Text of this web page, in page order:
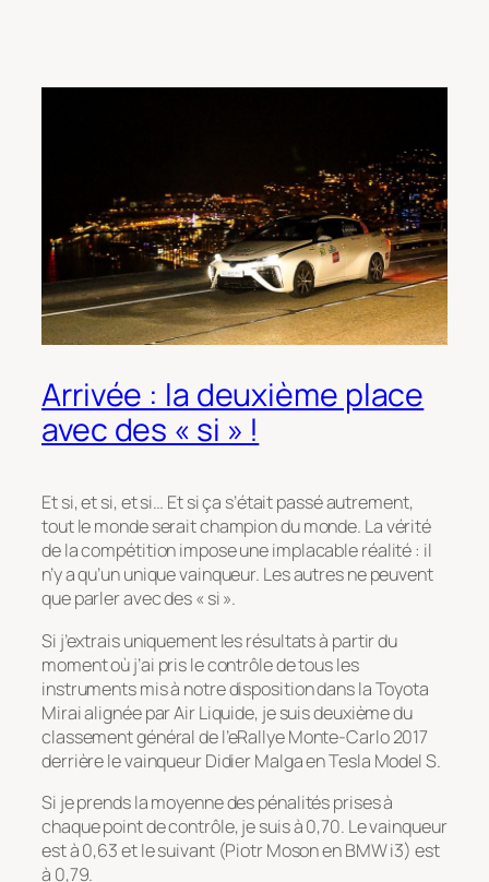
Arrivée : la deuxième place
avec des « si » !
Et si, et si, et si… Et si ça s’était passé autrement,
tout le monde serait champion du monde. La vérité
de la compétition impose une implacable réalité : il
n’y a qu’un unique vainqueur. Les autres ne peuvent
que parler avec des « si ».
Si j’extrais uniquement les résultats à partir du
moment où j’ai pris le contrôle de tous les
instruments mis à notre disposition dans la Toyota
Mirai alignée par Air Liquide, je suis deuxième du
classement général de l’eRallye Monte-Carlo 2017
derrière le vainqueur Didier Malga en Tesla Model S.
Si je prends la moyenne des pénalités prises à
chaque point de contrôle, je suis à 0,70. Le vainqueur
est à 0,63 et le suivant (Piotr Moson en BMW i3) est
à 0,79.